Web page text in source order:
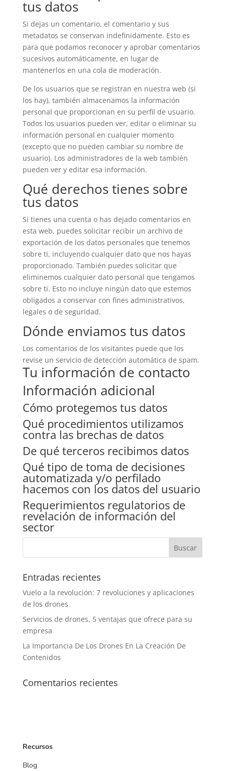
tus datos
Si dejas un comentario, el comentario y sus
metadatos se conservan indefinidamente. Esto es
para que podamos reconocer y aprobar comentarios
sucesivos automáticamente, en lugar de
mantenerlos en una cola de moderación.
De los usuarios que se registran en nuestra web (si
los hay), también almacenamos la información
personal que proporcionan en su perfil de usuario.
Todos los usuarios pueden ver, editar o eliminar su
información personal en cualquier momento
(excepto que no pueden cambiar su nombre de
usuario). Los administradores de la web también
pueden ver y editar esa información.
Qué derechos tienes sobre
tus datos
Si tienes una cuenta o has dejado comentarios en
esta web, puedes solicitar recibir un archivo de
exportación de los datos personales que tenemos
sobre ti, incluyendo cualquier dato que nos hayas
proporcionado. También puedes solicitar que
eliminemos cualquier dato personal que tengamos
sobre ti. Esto no incluye ningún dato que estemos
obligados a conservar con fines administrativos,
legales o de seguridad.
Dónde enviamos tus datos
Los comentarios de los visitantes puede que los
revise un servicio de detección automática de spam.
Tu información de contacto
Información adicional
Cómo protegemos tus datos
Qué procedimientos utilizamos
contra las brechas de datos
De qué terceros recibimos datos
Qué tipo de toma de decisiones
automatizada y/o perfilado
hacemos con los datos del usuario
Requerimientos regulatorios de
revelación de información del
sector
Entradas recientes
Vuelo a la revolución: 7 revoluciones y aplicaciones
de los drones
Servicios de drones, 5 ventajas que ofrece para su
empresa
La Importancia De Los Drones En La Creación De
Contenidos
Comentarios recientes
Recursos
Blog